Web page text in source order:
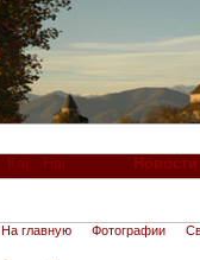
Новости
На главную Фотографии